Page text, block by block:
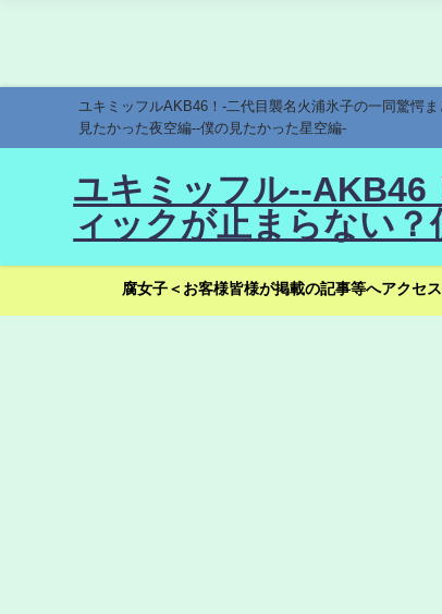
ユキミッフルAKB46！-二代目襲名火浦氷子の一同驚愕
見たかった夜空編--僕の見たかった星空編-
ユキミッフル--AKB46
ィックが止まらない
腐女子＜お客様皆様が掲載の記事等へアクセ